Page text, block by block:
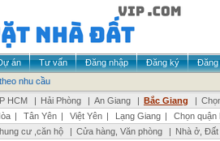
án Tư vấn Đăng nhập Đăng ký
Đăng
nhu cầu
HCM | Hải Phòng | An Giang | Bắc Giang |
| Tân Yên | Việt Yên | Lạng Giang |
Chọn quận
cư ,căn hộ | Cửa hàng, Văn phòng | Nhà ở,